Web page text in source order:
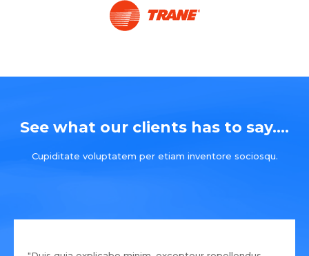
See what our clients has to say....
Cupiditate voluptatem per etiam inventore sociosqu.